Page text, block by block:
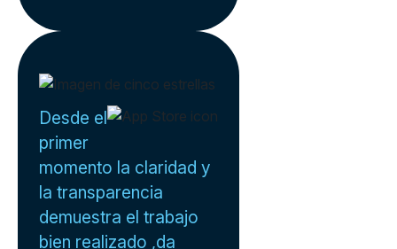
Desde el
primer
momento la claridad y
la transparencia
demuestra el trabajo
bien realizado ,da